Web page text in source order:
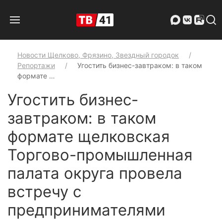
Новости Щелково, Фрязино, Звездный городок
Репортажи
Угостить бизнес-завтраком: в таком
формате …
Угостить бизнес-
завтраком: в таком
формате щелковская
Торгово-промышленная
палата округа провела
встречу с
предпринимателями